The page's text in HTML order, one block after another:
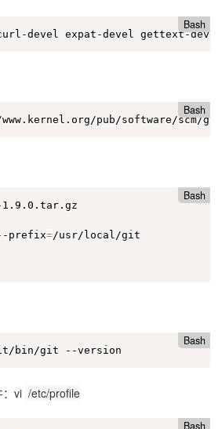
Bash
devel expat-devel gettext-
Bash
pub/software/scm/
Bash
prefix=
Bash
bin/git --version
：vi /etc/profile
Bash